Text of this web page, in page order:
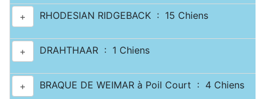
+ RHODESIAN RIDGEBACK : 15 Chiens
+ DRAHTHAAR : 1 Chiens
+ BRAQUE DE WEIMAR à Poil Court : 4 Chiens